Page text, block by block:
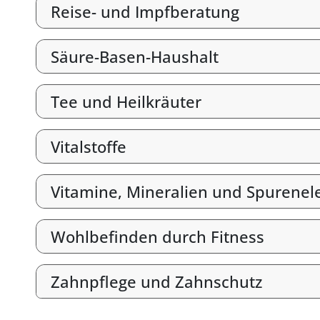
Reise- und Impfberatung
Säure-Basen-Haushalt
Tee und Heilkräuter
Vitalstoffe
Vitamine, Mineralien und
Wohlbefinden durch Fitness
Zahnpflege und Zahnschutz